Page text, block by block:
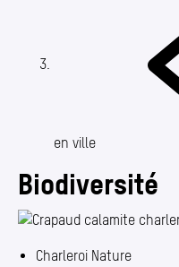
en ville
Biodiversité
Charleroi Nature